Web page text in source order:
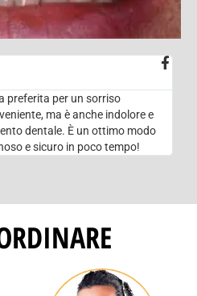
preferita per un sorriso
ma è anche indolore e
dentale. È un ottimo modo
e sicuro in poco tempo!